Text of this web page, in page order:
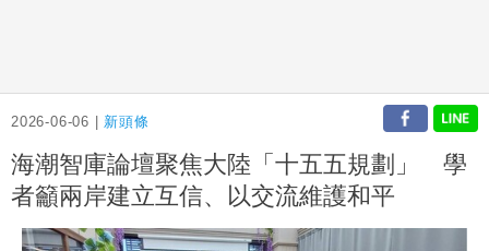
2026-06-06 | 新頭條
海潮智庫論壇聚焦大陸「十五五規劃」 學
者籲兩岸建立互信、以交流維護和平